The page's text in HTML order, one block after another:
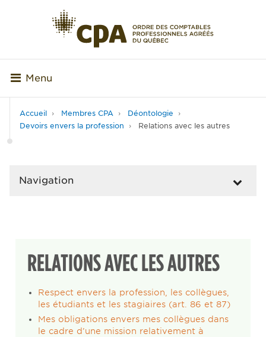
Menu
Accueil Membres CPA
Déontologie
Devoirs envers la profession
Relations avec les autres
Navigation
RELATIONS AVEC LES AUTRES
Respect envers la profession, les collègues,
les étudiants et les stagiaires (art. 86 et 87)
Mes obligations envers mes collègues dans
le cadre d’une mission relativement à